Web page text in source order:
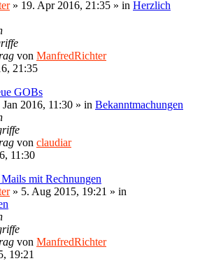
» 19. Apr 2016, 21:35 » in Herzlich
von ManfredRichter
21:35
GOBs
Jan 2016, 11:30 » in Bekanntmachungen
von claudiar
11:30
mit Rechnungen
» 5. Aug 2015, 19:21 » in
von ManfredRichter
19:21